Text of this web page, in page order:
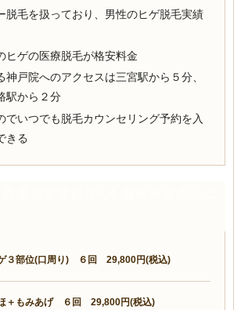
脱毛を扱っており、男性のヒゲ脱毛実績
ヒゲの医療脱毛が格安料金
神戸院へのアクセスは三宮駅から５分、
駅から２分
でいつでも脱毛カウンセリング予約を入
きる
３部位(口周り) ６回 29,800円(税込)
＋もみあげ ６回 29,800円(税込)